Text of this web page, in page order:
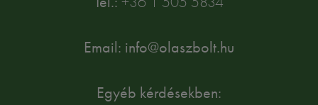
Email: info@olaszbolt.hu
Egyéb kérdésekben: